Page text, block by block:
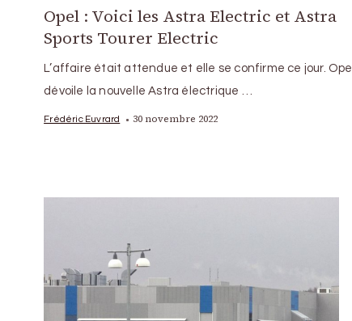
Opel : Voici les Astra Electric et Astra
Sports Tourer Electric
L’affaire était attendue et elle se confirme ce jour. Opel
dévoile la nouvelle Astra électrique …
Frédéric Euvrard 30 novembre 2022